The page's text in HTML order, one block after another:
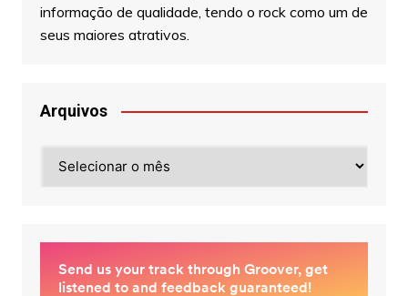
informação de qualidade, tendo o rock como um de
seus maiores atrativos.
Arquivos